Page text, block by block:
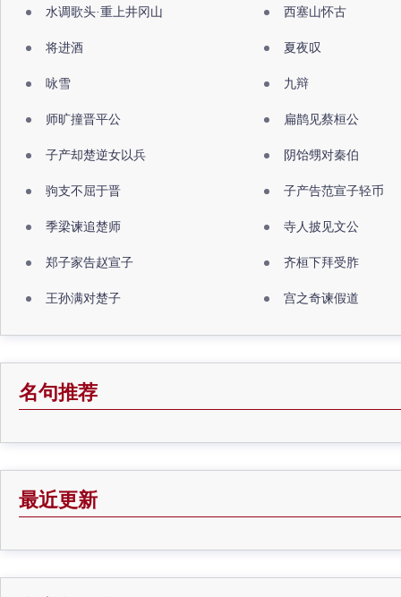
水调歌头·重上井冈山 西塞山怀古
将进酒 夏夜叹
咏雪 九辩
师旷撞晋平公 扁鹊见蔡桓公
子产却楚逆女以兵 阴饴甥对秦伯
驹支不屈于晋 子产告范宣子轻币
季梁谏追楚师 寺人披见文公
郑子家告赵宣子 齐桓下拜受胙
王孙满对楚子 宫之奇谏假道
名句推荐
最近更新